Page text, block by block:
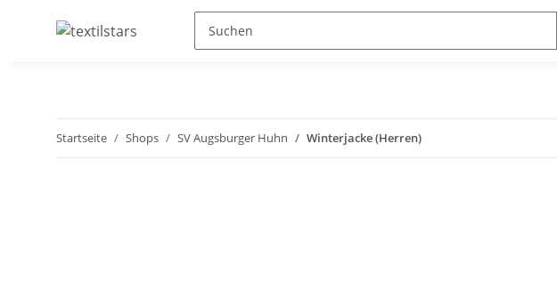
Startseite Shops SV Augsburger Huhn Winterjacke (Herren)